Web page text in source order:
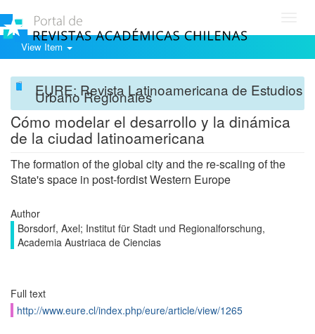
View Item
EURE: Revista Latinoamericana de Estudios
Urbano Regionales
Cómo modelar el desarrollo y la dinámica
de la ciudad latinoamericana
The formation of the global city and the re-scaling of the
State's space in post-fordist Western Europe
Author
Borsdorf, Axel; Institut für Stadt und Regionalforschung,
Academia Austriaca de Ciencias
Full text
http://www.eure.cl/index.php/eure/article/view/1265